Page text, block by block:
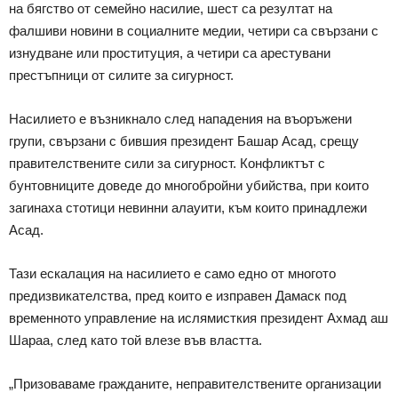
на бягство от семейно насилие, шест са резултат на
фалшиви новини в социалните медии, четири са свързани с
изнудване или проституция, а четири са арестувани
престъпници от силите за сигурност.
Насилието е възникнало след нападения на въоръжени
групи, свързани с бившия президент Башар Асад, срещу
правителствените сили за сигурност. Конфликтът с
бунтовниците доведе до многобройни убийства, при които
загинаха стотици невинни алауити, към които принадлежи
Асад.
Тази ескалация на насилието е само едно от многото
предизвикателства, пред които е изправен Дамаск под
временното управление на ислямисткия президент Ахмад аш
Шараа, след като той влезе във властта.
„Призоваваме гражданите, неправителствените организации